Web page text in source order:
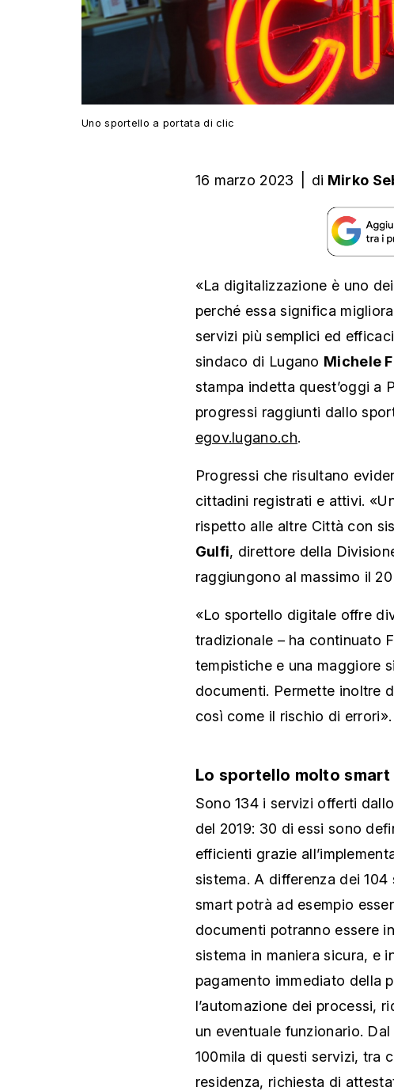
Uno sportello a portata di clic
16 marzo 2023 di Mirko
«La digitalizzazione è uno
perché essa significa
servizi più semplici ed
sindaco di Lugano Michele
stampa indetta quest’oggi a
progressi raggiunti dallo
egov.lugano.ch.
Progressi che risultano
cittadini registrati e attivi.
rispetto alle altre Città con
Gulfi, direttore della
raggiungono al massimo il
«Lo sportello digitale offre
tradizionale – ha continuato
tempistiche e una maggiore
documenti. Permette inoltre
così come il rischio di errori».
Lo sportello molto smart
Sono 134 i servizi offerti
del 2019: 30 di essi sono
efficienti grazie
sistema. A differenza dei
smart potrà ad esempio
documenti potranno essere
sistema in maniera sicura, e
pagamento immediato della
l’automazione dei processi,
un eventuale funzionario.
100mila di questi servizi, tra
residenza, richiesta di